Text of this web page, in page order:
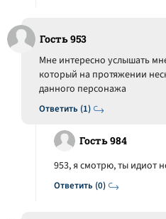
Гость 953
Ответить (1)
Мне интересно услышать
который на протяжении
данного персонажа
Гость 984
Ответить (0)
953, я смотрю, ты идиот